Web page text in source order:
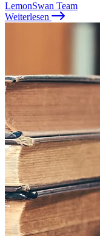
LemonSwan Team
Weiterlesen